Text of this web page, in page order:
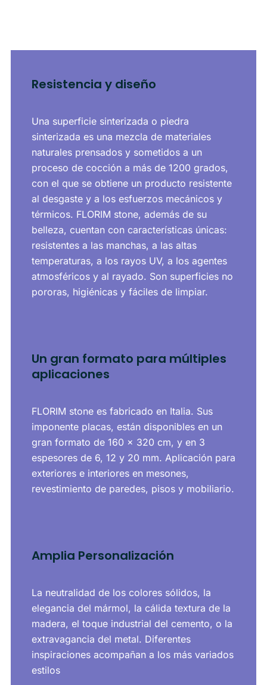
Resistencia y diseño
Una superficie sinterizada o piedra
sinterizada es una mezcla de materiales
naturales prensados y sometidos a un
proceso de cocción a más de 1200 grados,
con el que se obtiene un producto resistente
al desgaste y a los esfuerzos mecánicos y
térmicos. FLORIM stone, además de su
belleza, cuentan con características únicas:
resistentes a las manchas, a las altas
temperaturas, a los rayos UV, a los agentes
atmosféricos y al rayado. Son superficies no
pororas, higiénicas y fáciles de limpiar​.
Un gran formato para múltiples
aplicaciones
FLORIM stone es fabricado en Italia. Sus
imponente placas, están disponibles en un
gran formato de 160 x 320 cm, y en 3
espesores de 6, 12 y 20 mm. Aplicación para
exteriores e interiores en mesones,
revestimiento de paredes, pisos y mobiliario.
Amplia Personalización
La neutralidad de los colores sólidos, la
elegancia del mármol, la cálida textura de la
madera, el toque industrial del cemento, o la
extravagancia del metal. Diferentes
inspiraciones acompañan a los más variados
estilos​